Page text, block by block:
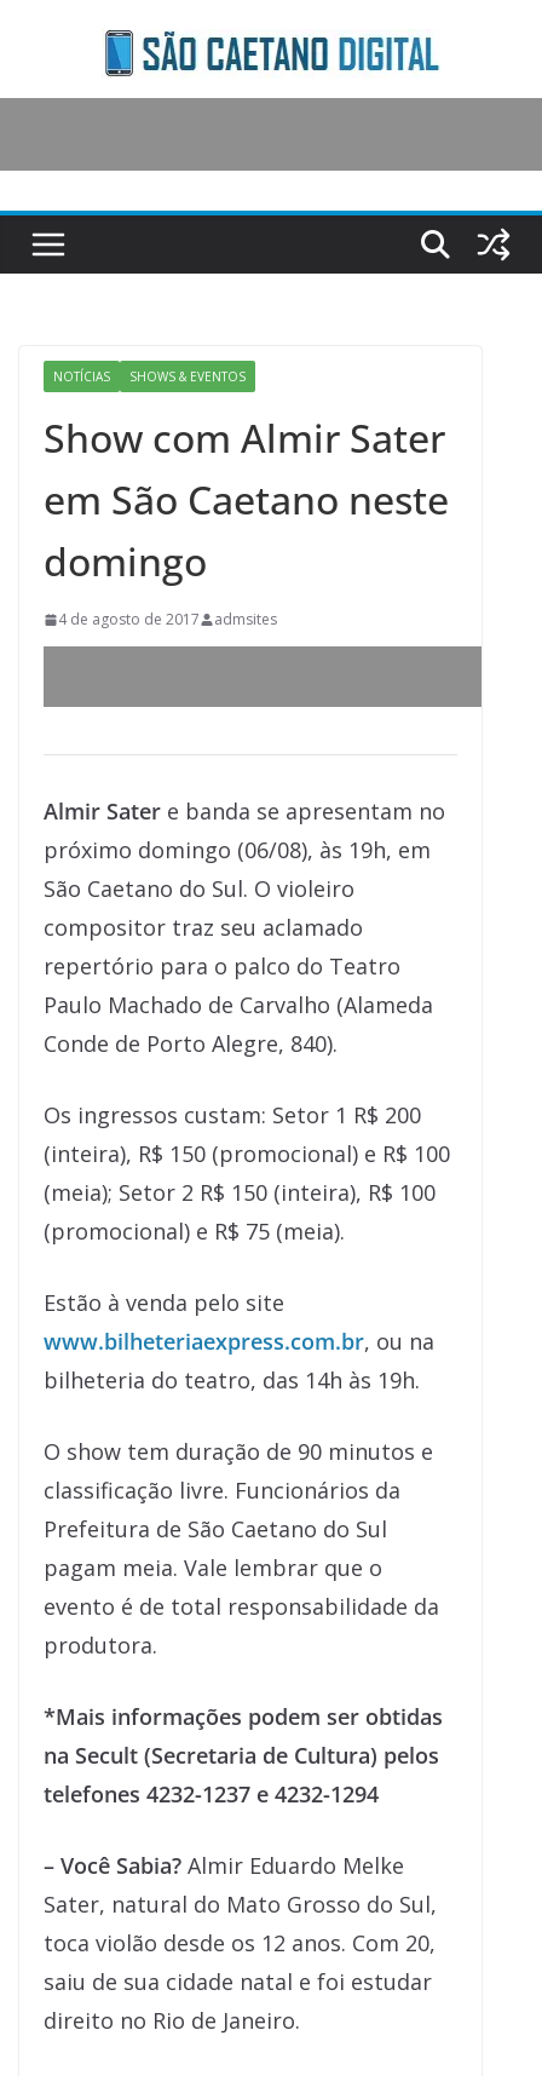
content
NOTÍCIAS SHOWS & EVENTOS
Show com Almir Sater
em São Caetano neste
domingo
4 de agosto de 2017 admsites
Almir Sater e banda se apresentam no
próximo domingo (06/08), às 19h, em
São Caetano do Sul. O violeiro
compositor traz seu aclamado
repertório para o palco do Teatro
Paulo Machado de Carvalho (Alameda
Conde de Porto Alegre, 840).
Os ingressos custam: Setor 1 R$ 200
(inteira), R$ 150 (promocional) e R$ 100
(meia); Setor 2 R$ 150 (inteira), R$ 100
(promocional) e R$ 75 (meia).
Estão à venda pelo site
www.bilheteriaexpress.com.br, ou na
bilheteria do teatro, das 14h às 19h.
O show tem duração de 90 minutos e
classificação livre. Funcionários da
Prefeitura de São Caetano do Sul
pagam meia. Vale lembrar que o
evento é de total responsabilidade da
produtora.
*Mais informações podem ser obtidas
na Secult (Secretaria de Cultura) pelos
telefones 4232-1237 e 4232-1294
– Você Sabia? Almir Eduardo Melke
Sater, natural do Mato Grosso do Sul,
toca violão desde os 12 anos. Com 20,
saiu de sua cidade natal e foi estudar
direito no Rio de Janeiro.